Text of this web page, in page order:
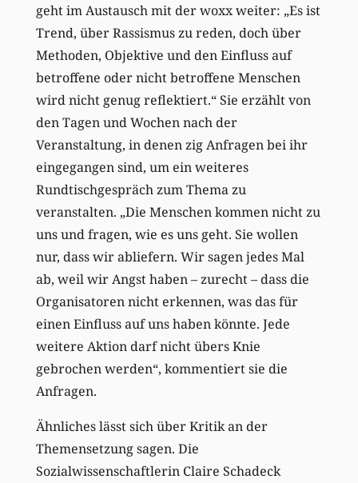
geht im Austausch mit der woxx weiter: „Es ist
Trend, über Rassismus zu reden, doch über
Methoden, Objektive und den Einfluss auf
betroffene oder nicht betroffene Menschen
wird nicht genug reflektiert.“ Sie erzählt von
den Tagen und Wochen nach der
Veranstaltung, in denen zig Anfragen bei ihr
eingegangen sind, um ein weiteres
Rundtischgespräch zum Thema zu
veranstalten. „Die Menschen kommen nicht zu
uns und fragen, wie es uns geht. Sie wollen
nur, dass wir abliefern. Wir sagen jedes Mal
ab, weil wir Angst haben – zurecht – dass die
Organisatoren nicht erkennen, was das für
einen Einfluss auf uns haben könnte. Jede
weitere Aktion darf nicht übers Knie
gebrochen werden“, kommentiert sie die
Anfragen.
Ähnliches lässt sich über Kritik an der
Themensetzung sagen. Die
Sozialwissenschaftlerin Claire Schadeck